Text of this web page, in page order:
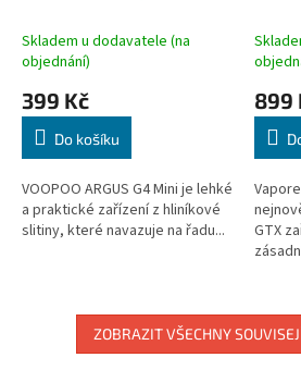
Skladem u dodavatele (na
objednání)
399 Kč
Do košíku
VOOPOO ARGUS G4 Mini je lehké
a praktické zařízení z hliníkové
slitiny, které navazuje na řadu...
899
GTX
ZOBRAZIT VŠECHNY